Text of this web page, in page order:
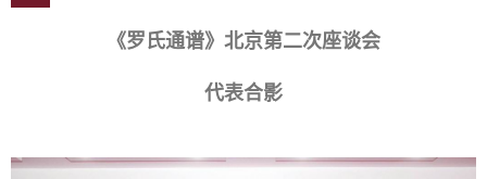
《罗氏通谱》北京第二次座谈会
代表合影